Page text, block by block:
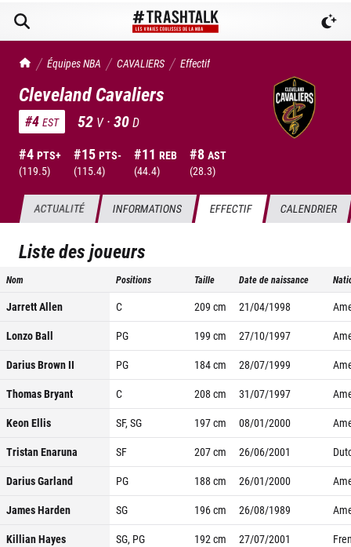
TrashTalk Actu NBA
Équipes NBA CAVALIERS Effectif
Cleveland Cavaliers
#4 EST 52 V ·30D
#4 PTS+
(119.5)
#15 PTS-
(115.4)
#11 REB
(44.4)
#8 AST
(28.3)
ACTUALITÉ INFORMATIONS EFFECTIF CALENDRIER
Liste des joueurs
Nom Positions Taille Date de naissance
Jarrett Allen C 209 cm 21/04/1998
Lonzo Ball
PG 199 cm 27/10/1997
Darius Brown II
PG 184cm 28/07/1999
Thomas Bryant
C 208 cm 31/07/1997
Keon Ellis
SF, SG 197cm 08/01/2000
Tristan Enaruna
SF 207cm 26/06/2001
Darius Garland
PG 188 cm 26/01/2000
James Harden
SG 196cm 26/08/1989
Killian Hayes
SG, PG 192cm 27/07/2001